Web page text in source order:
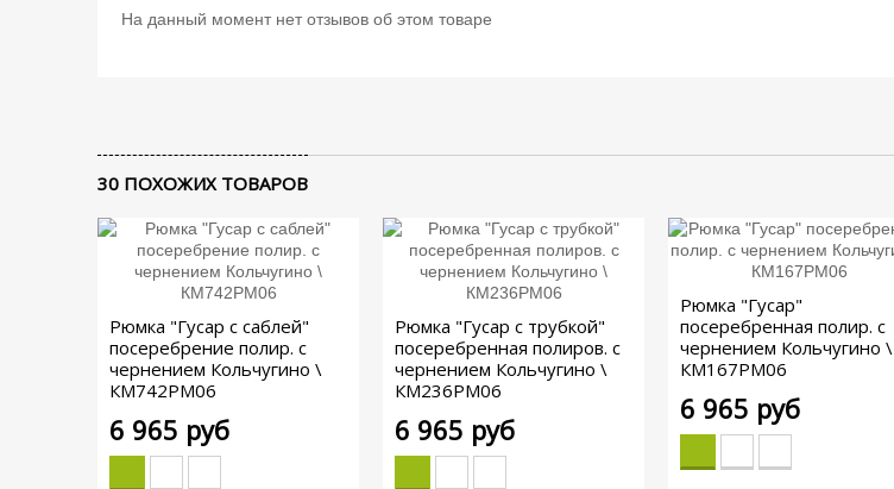
На данный момент нет отзывов об этом товаре
30 ПОХОЖИХ ТОВАРОВ
Рюмка "Гусар с саблей"
посеребрение полир. с
чернением Кольчугино \
КМ742РМ06
6 965 руб
Рюмка "Гусар с трубкой"
посеребренная полиров. с
чернением Кольчугино \
КМ236РМ06
6 965 руб
Рюмка "Гусар"
посеребренная полир. с
чернением Кольчугино \
КМ167РМ06
6 965 руб